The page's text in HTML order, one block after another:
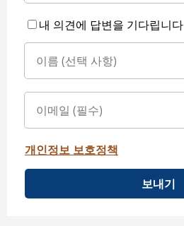
내 의견에 답변을 기다립니다
개인정보 보호정책
보내기